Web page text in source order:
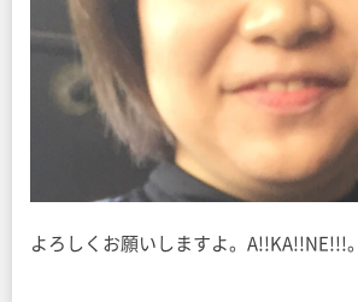
よろしくお願いしますよ。A!!KA!!NE!!!。